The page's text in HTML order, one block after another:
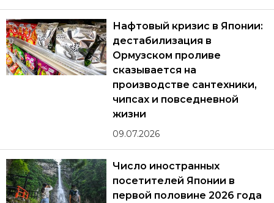
Нафтовый кризис в Японии:
дестабилизация в
Ормузском проливе
сказывается на
производстве сантехники,
чипсах и повседневной
жизни
09.07.2026
Число иностранных
посетителей Японии в
первой половине 2026 года